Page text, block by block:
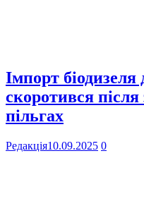
Імпорт
скоротився
пільгах
Редакція10.09.2025 0